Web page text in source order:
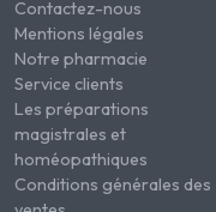
Contactez-nous
Mentions légales
Notre pharmacie
Service clients
Les préparations
magistrales et
homéopathiques
Conditions générales des